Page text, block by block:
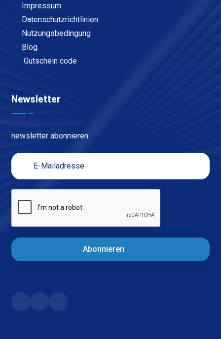
Impressum
Datenschutzrichtlinien
Nutzungsbedingung
Blog
Gutschein code
Newsletter
newsletter abonnieren
Abonnieren